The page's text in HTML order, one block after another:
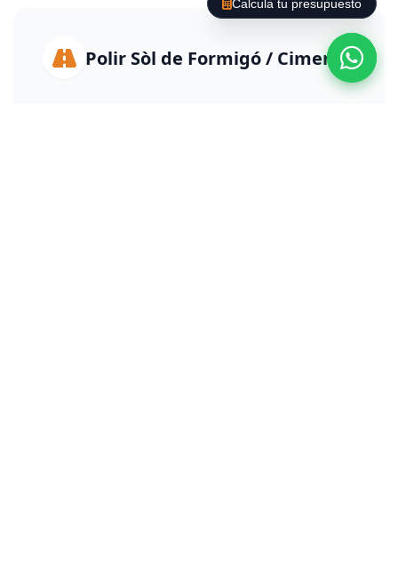
Polir Sòl de Formigó / Ciment
Calcula tu presupuesto